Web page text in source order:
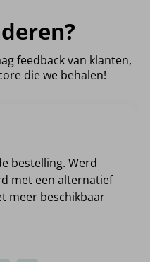
feedback van klanten,
die we behalen!
bestelling. Werd
met een alternatief
meer beschikbaar